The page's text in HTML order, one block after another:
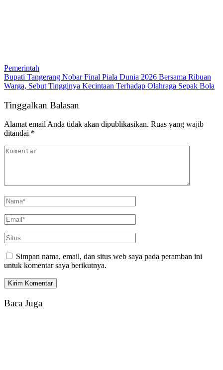
Pemerintah
Bupati Tangerang Nobar Final Piala Dunia 2026 Bersama Ribuan
Warga, Sebut Tingginya Kecintaan Terhadap Olahraga Sepak Bola
Tinggalkan Balasan
Alamat email Anda tidak akan dipublikasikan. Ruas yang wajib
ditandai *
Simpan nama, email, dan situs web saya pada peramban ini
untuk komentar saya berikutnya.
Baca Juga